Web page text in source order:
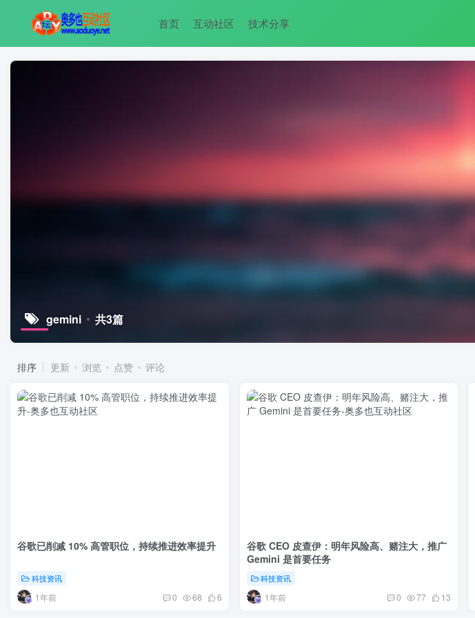
首页 互动社区 技术分享
gemini 共3篇
排序 更新 浏览 点赞 评论
谷歌已削减 10% 高管职位，持续推进效率提升
科技资讯
1年前 0 68 6
谷歌 CEO 皮查伊：明年风险高、赌注大，推广
Gemini 是首要任务
科技资讯
1年前 0 77 13